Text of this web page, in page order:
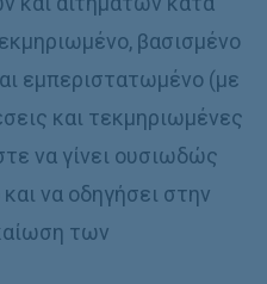
βασισμένο
εμπεριστατωμένο (με
και τεκμηριωμένες
να γίνει ουσιωδώς
να οδηγήσει στην
των